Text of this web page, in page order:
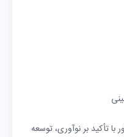
تأکید بر نوآوری، توسعه